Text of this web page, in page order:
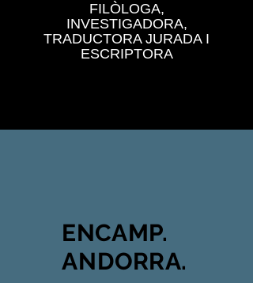
FILÒLOGA,
INVESTIGADORA,
TRADUCTORA JURADA I
ESCRIPTORA
ENCAMP.
ANDORRA.